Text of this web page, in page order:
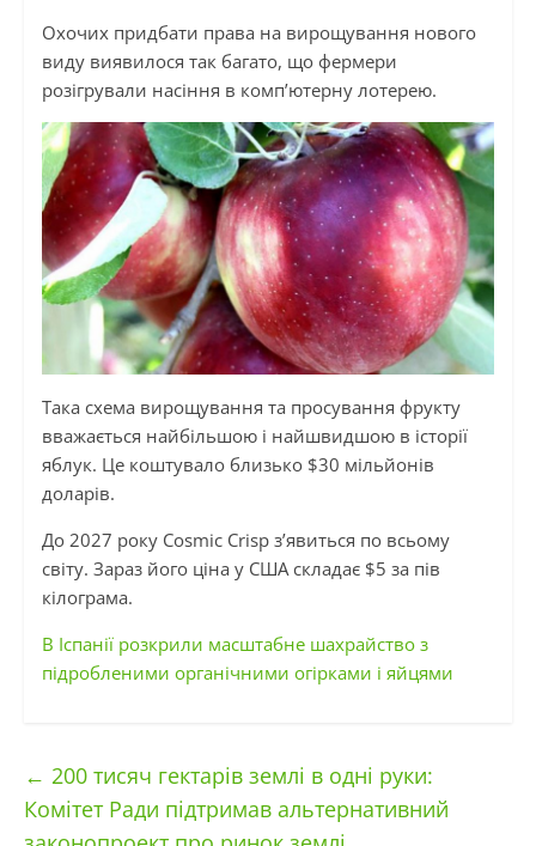
Охочих придбати права на вирощування нового
виду виявилося так багато, що фермери
розігрували насіння в комп’ютерну лотерею.
Така схема вирощування та просування фрукту
вважається найбільшою і найшвидшою в історії
яблук. Це коштувало близько $30 мільйонів
доларів.
До 2027 року Cosmic Crisp з’явиться по всьому
світу. Зараз його ціна у США складає $5 за пів
кілограма.
В Іспанії розкрили масштабне шахрайство з
підробленими органічними огірками і яйцями
← 200 тисяч гектарів землі в одні руки:
Комітет Ради підтримав альтернативний